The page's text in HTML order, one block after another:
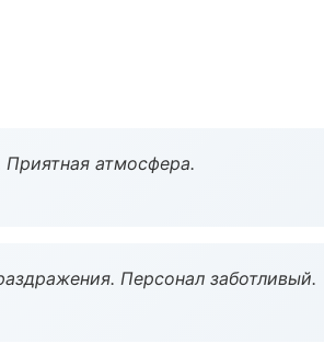
атмосфера.
Персонал заботливый.